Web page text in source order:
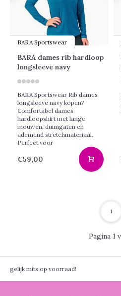
BARA Sportswear
BARA dames rib hardloop
longsleeve navy
BARA Sportswear Rib dames
longsleeve navy kopen?
Comfortabel dames
hardloopshirt met lange
mouwen, duimgaten en
ademend stretchmateriaal.
Perfect voor
€59,00
Pagina 1
1
mits op voorraad!